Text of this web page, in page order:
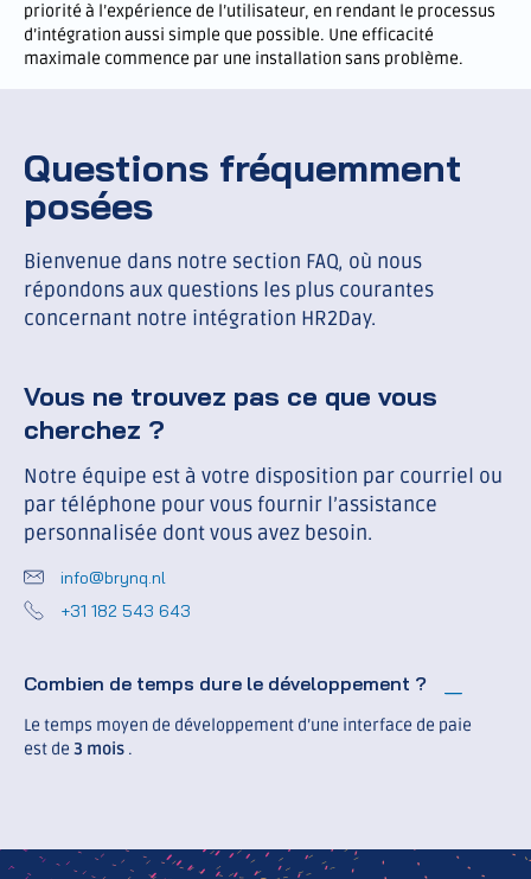
priorité à l’expérience de l’utilisateur, en rendant le processus
d’intégration aussi simple que possible. Une efficacité
maximale commence par une installation sans problème.
Questions fréquemment
posées
Bienvenue dans notre section FAQ, où nous
répondons aux questions les plus courantes
concernant notre intégration HR2Day.
Vous ne trouvez pas ce que vous
cherchez ?
Notre équipe est à votre disposition par courriel ou
par téléphone pour vous fournir l’assistance
personnalisée dont vous avez besoin.
info@brynq.nl
+31 182 543 643
Combien de temps dure le développement ?
Le temps moyen de développement d’une interface de paie
est de 3 mois .